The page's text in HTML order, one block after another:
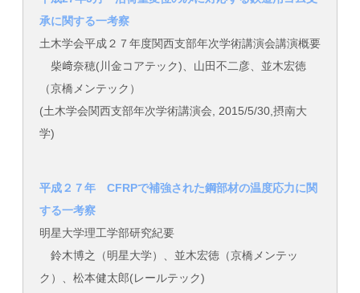
承に関する一考察
土木学会平成２７年度関西支部年次学術講演会講演概要
柴﨑奈穂(川金コアテック)、山田不二彦、並木宏徳
（京橋メンテック）
(土木学会関西支部年次学術講演会, 2015/5/30,摂南大
学)
平成２７年 CFRPで補強された鋼部材の温度応力に関
する一考察
明星大学理工学部研究紀要
鈴木博之（明星大学）、並木宏徳（京橋メンテッ
ク）、松本健太郎(レールテック)